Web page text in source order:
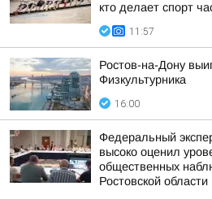
кто делает спорт
11:57
Ростов-на-Дону
Физкультурника
16:00
Федеральный
высоко оценил
общественных
Ростовской области